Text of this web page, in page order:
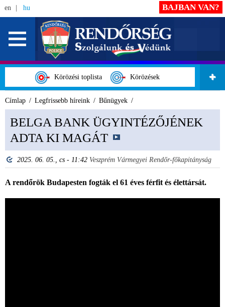
en hu
Körözési toplista Körözések
BAJBAN VAN?
Címlap Legfrissebb híreink Bűnügyek
BELGA BANK ÜGYINTÉZŐJÉNEK
ADTA KI MAGÁT
2025. 06. 05., cs - 11:42 Veszprém Vármegyei Rendőr-főkapitányság
A rendőrök Budapesten fogták el 61 éves férfit és élettársát.